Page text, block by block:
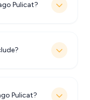
Pulicat?
Pulicat?